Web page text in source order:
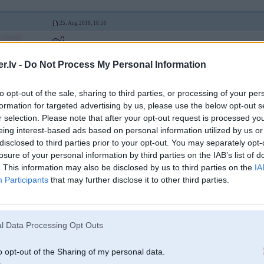
- Do Not Process My Personal Information
opt-out of the sale, sharing to third parties, or processing of your
for targeted advertising by us, please use the below opt-out
selection. Please note that after your opt-out request is processed
interest-based ads based on personal information utilized by us
to third parties prior to your opt-out. You may separately
of your personal information by third parties on the IAB’s list of
This information may also be disclosed by us to third parties on the
Participants that may further disclose it to other third parties.
Data Processing Opt Outs
opt-out of the Sharing of my personal data.
25. Aug 2016, 18:50
skaidrs.. Jauki dzivot sakartota vidē.
25. Aug 2016, 18:51
nu es vienu VAG benc izstraadaajumu arii par 65 vai 70 nok nopirku
sadraudzeejaas vai kautkaa taa.
skaidrs ka iesmeereeja.
ritosajaa protams tas viss vieglaak pieraadaams bet biidelii ej tu kautko